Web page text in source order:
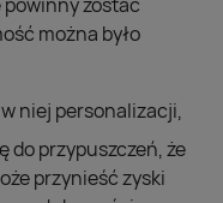
można było
niej personalizacji,
do przypuszczeń, że
przynieść zyski